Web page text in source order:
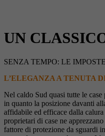
UN
SENZA TEMPO: LE IMPOSTE
L’ELEGANZA A TENUTA
Nel caldo Sud quasi tutte le
in quanto la posizione davanti
affidabile ed efficace dalla
proprietari di case ne
fattore di protezione da sguardi